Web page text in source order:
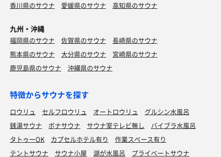
香川県のサウナ
愛媛県のサウナ 高知県のサウナ
九州・沖縄
福岡県のサウナ 佐賀県のサウナ
長崎県のサウナ
熊本県のサウナ
大分県のサウナ
宮崎県のサウナ
鹿児島県のサウナ
沖縄県のサウナ
特徴からサウナを探す
ロウリュ セルフロウリュ オートロウリュ
グルシン水風呂
銭湯サウナ
ボナサウナ サウナ室テレビ無し
バイブラ水風呂
タトゥーOK
カプセルホテル有り
作業スペース有り
テントサウナ
サウナ小屋 湖が水風呂 プライベートサウナ